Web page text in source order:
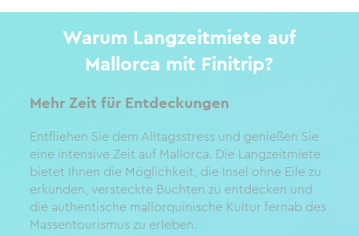
Warum Langzeitmiete auf
Mallorca mit Finitrip?
Mehr Zeit für Entdeckungen
Entfliehen Sie dem Alltagsstress und genießen Sie
eine intensive Zeit auf Mallorca. Die Langzeitmiete
bietet Ihnen die Möglichkeit, die Insel ohne Eile zu
erkunden, versteckte Buchten zu entdecken und
die authentische mallorquinische Kultur fernab des
Massentourismus zu erleben.